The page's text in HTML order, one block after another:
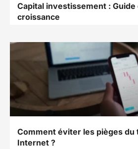
Capital investissement :
croissance
Comment éviter les pièges du
Internet ?